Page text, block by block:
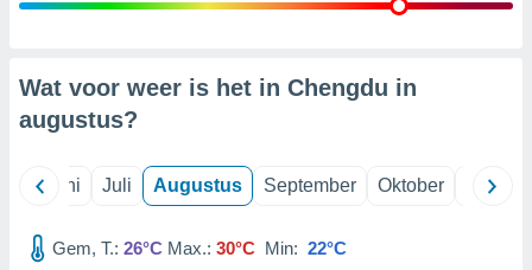
Wat voor weer is het in Chengdu in
augustus?
Juni Juli Augustus September Oktober
Gem, T.: 26°C Max.: 30°C Min: 22°C